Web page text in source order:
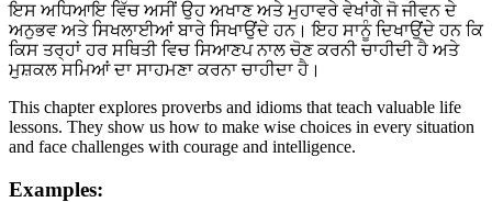
ਇਸ ਅਧਿਆਇ ਵਿੱਚ ਅਸੀਂ ਉਹ ਅਖਾਣ ਅਤੇ ਮੁਹਾਵਰੇ ਵੇਖਾਂਗੇ ਜੋ ਜੀਵਨ ਦੇ
ਅਨੁਭਵ ਅਤੇ ਸਿਖਲਾਈਆਂ ਬਾਰੇ ਸਿਖਾਉਂਦੇ ਹਨ। ਇਹ ਸਾਨੂੰ ਦਿਖਾਉਂਦੇ ਹਨ ਕਿ
ਕਿਸ ਤਰ੍ਹਾਂ ਹਰ ਸਥਿਤੀ ਵਿਚ ਸਿਆਣਪ ਨਾਲ ਚੋਣ ਕਰਨੀ ਚਾਹੀਦੀ ਹੈ ਅਤੇ
ਮੁਸ਼ਕਲ ਸਮਿਆਂ ਦਾ ਸਾਹਮਣਾ ਕਰਨਾ ਚਾਹੀਦਾ ਹੈ।
This chapter explores proverbs and idioms that teach valuable life
lessons. They show us how to make wise choices in every situation
and face challenges with courage and intelligence.
Examples: